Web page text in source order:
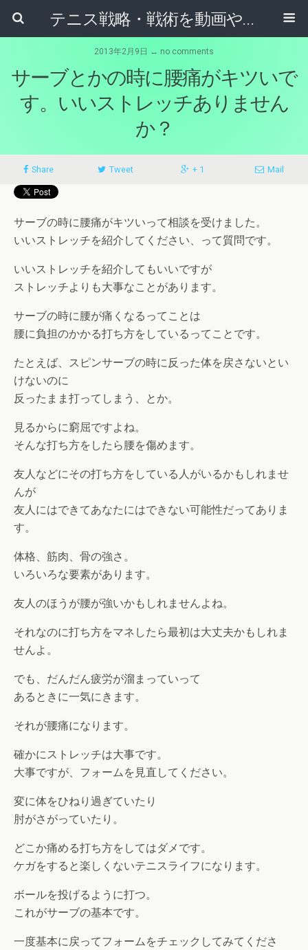
テニス戦略・戦術を動画やマンガから学ぶためのブログ
2013年2月9日 ↔ no comments
サーブとかの時に腰痛がキツいで
す。いいストレッチありません
か？
Share Tweet + 1 Mail
サーブの時に腰痛がキツいって相談を受けました。
いいストレッチを紹介してください、って質問です。
いいストレッチを紹介してもいいですが
ストレッチよりも大事なことがあります。
サーブの時に腰が痛くなるってことは
腰に負担のかかる打ち方をしているってことです。
たとえば、スピンサーブの時に反った体を戻さないとい
けないのに
反ったまま打ってしまう、とか。
見るからに窮屈ですよね。
そんな打ち方をしたら腰を傷めます。
友人などにその打ち方をしている人がいるかもしれませ
んが
友人にはできてあなたにはできない可能性だってありま
す。
体格、筋肉、骨の強さ。
いろいろな要素があります。
友人のほうが腰が強いかもしれませんよね。
それなのに打ち方をマネしたら最初は大丈夫かもしれま
せんよ。
でも、だんだん疲労が溜まっていって
あるときに一気にきます。
それが腰痛になります。
確かにストレッチは大事です。
大事ですが、フォームを見直してください。
変に体をひねり過ぎていたり
肘がさがっていたり。
どこか痛める打ち方をしてはダメです。
ケガをすると楽しくないテニスライフになります。
ボールを投げるように打つ。
これがサーブの基本です。
一度基本に戻ってフォームをチェックしてみてくださ